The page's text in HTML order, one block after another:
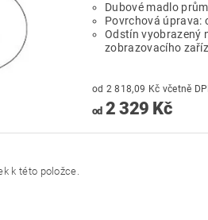
Dubové madlo
Povrchová úprava:
Odstín vyobrazený
zobrazovacího
od 2 818,09 Kč včetně
od2 329 Kč
k této položce.